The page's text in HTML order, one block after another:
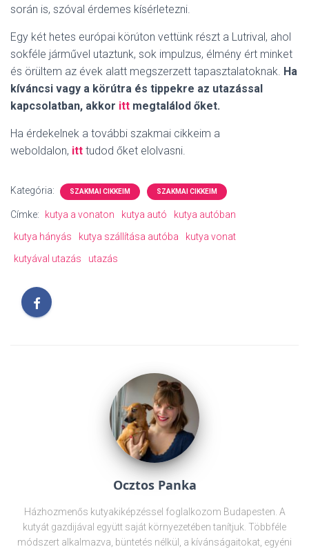
során is, szóval érdemes kísérletezni.
Egy két hetes európai körúton vettünk részt a Lutrival, ahol
sokféle járművel utaztunk, sok impulzus, élmény ért minket
és örültem az évek alatt megszerzett tapasztalatoknak. Ha
kíváncsi vagy a körútra és tippekre az utazással
kapcsolatban, akkor itt megtalálod őket.
Ha érdekelnek a további szakmai cikkeim a
weboldalon, itt tudod őket elolvasni.
Kategória: SZAKMAI CIKKEIM SZAKMAI CIKKEIM
Címke: kutya a vonaton kutya autó
kutya autóban
kutya hányás
kutya szállítása autóba
kutya vonat
kutyával utazás
utazás
Ocztos Panka
Házhozmenős kutyakiképzéssel foglalkozom Budapesten. A
kutyát gazdijával együtt saját környezetében tanítjuk. Többféle
módszert alkalmazva, büntetés nélkül, a kívánságaitokat, egyéni